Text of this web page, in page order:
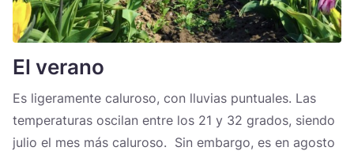
El verano
Es ligeramente caluroso, con lluvias puntuales. Las
temperaturas oscilan entre los 21 y 32 grados, siendo
julio el mes más caluroso. Sin embargo, es en agosto